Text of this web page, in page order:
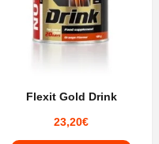
Flexit Gold Drink
23,20€